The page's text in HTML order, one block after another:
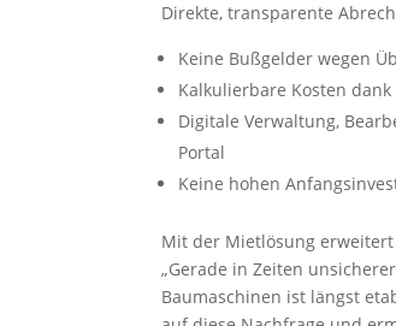
Direkte, transparente
Keine Bußgelder wegen
Kalkulierbare Kosten
Digitale Verwaltung,
Portal
Keine hohen
Mit der Mietlösung erweitert
„Gerade in Zeiten
Baumaschinen ist längst